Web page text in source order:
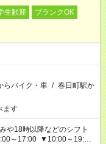
生歓迎
ブランクOK
らバイク・車 / 春日町駅か
ます
や18時以降などのシフト